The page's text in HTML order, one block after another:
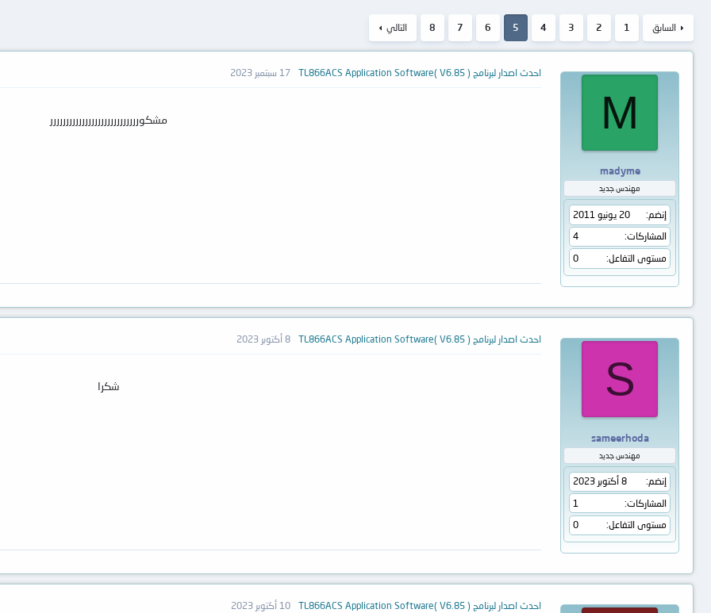
السابق 1
2
3
4
5
6
7
8 التالي
M
madyme
مهندس جديد
إنضم
20 يونيو 2011
المشاركات
4
مستوى التفاعل
0
احدث اصدار لبرنامج TL866ACS Application Software( V6.85 ) 17 سبتمبر 2023
مشكورررررررررررررررررررررررررررر
S
sameerhoda
مهندس جديد
إنضم
8 أكتوبر 2023
المشاركات
1
مستوى التفاعل
0
احدث اصدار لبرنامج TL866ACS Application Software( V6.85 ) 8 أكتوبر 2023
شكرا
احدث اصدار لبرنامج TL866ACS Application Software( V6.85 ) 10 أكتوبر 2023